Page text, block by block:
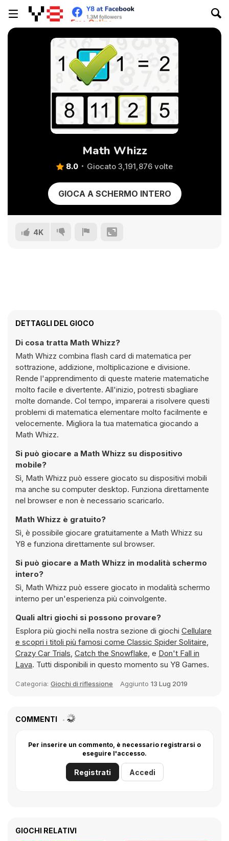
Math Whizz
8.0 Giocato 3,191,876 volte
GIOCA A SCHERMO INTERO
4K
DETTAGLI DEL GIOCO
Di cosa tratta Math Whizz?
Math Whizz combina flash card di matematica per
sottrazione, addizione, moltiplicazione e divisione.
Rende l'apprendimento di queste materie matematiche
molto facile e divertente. All'inizio, potresti sbagliare
molte domande. Col tempo, imparerai a risolvere questi
problemi di matematica elementare molto facilmente e
velocemente. Migliora la tua matematica giocando a
Math Whizz.
Si può giocare a Math Whizz su dispositivo
mobile?
Sì, Math Whizz può essere giocato su dispositivi mobili
ma anche su computer desktop. Funziona direttamente
nel browser e non è necessario scaricarlo.
Math Whizz è gratuito?
Sì, è possibile giocare gratuitamente a Math Whizz su
Y8 e funziona direttamente sul browser.
Si può giocare a Math Whizz in modalità schermo
intero?
Sì, Math Whizz può essere giocato in modalità schermo
interno per un'esperienza più coinvolgente.
Quali altri giochi si possono provare?
Esplora più giochi nella nostra sezione di giochi Cellulare
e scopri i titoli più famosi come Classic Spider Solitaire,
Crazy Car Trials, Catch the Snowflake, e Don't Fall in
Lava. Tutti disponibili in questo momento su Y8 Games.
Categoria: Giochi di riflessione Aggiunto 13 Lug 2019
COMMENTI
Per inserire un commento, è necessario registrarsi o
eseguire l'accesso.
Registrati Accedi
GIOCHI RELATIVI